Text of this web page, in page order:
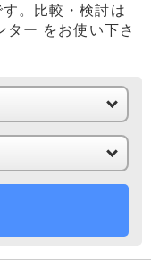
。比較・検討は
ター をお使い下さ